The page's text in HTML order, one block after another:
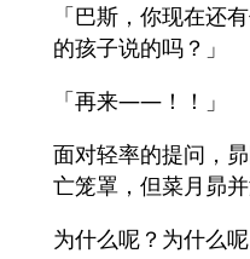
「巴斯，你现在还
的孩子说的吗？」
「再来——！！」
面对轻率的提问，
亡笼罩，但菜月昴并
为什么呢？为什么